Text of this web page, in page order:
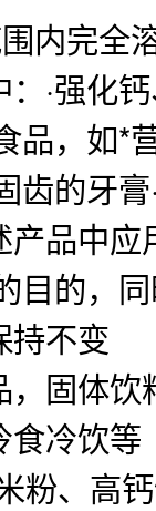
内完全
·强化
品，如*
齿的牙
品中
目的，
持不变
固体
食冷饮等
粉、高